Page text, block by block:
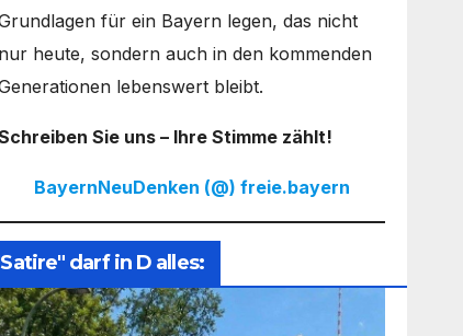
für ein Bayern legen, das nicht
nur heute, sondern auch in den kommenden
lebenswert bleibt.
Sie uns – Ihre Stimme zählt!
BayernNeuDenken (@) freie.bayern
darf in D alles: